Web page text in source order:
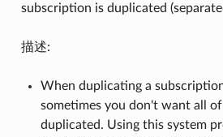
subscription is duplicated
描述:
When duplicating a
sometimes you don't want all
duplicated. Using this system